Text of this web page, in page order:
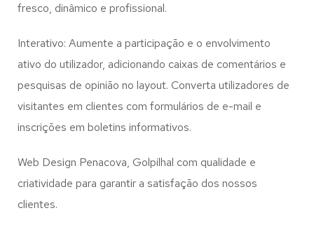
fresco, dinâmico e profissional.
Interativo: Aumente a participação e o envolvimento
ativo do utilizador, adicionando caixas de comentários e
pesquisas de opinião no layout. Converta utilizadores de
visitantes em clientes com formulários de e-mail e
inscrições em boletins informativos.
Web Design Penacova, Golpilhal com qualidade e
criatividade para garantir a satisfação dos nossos
clientes.